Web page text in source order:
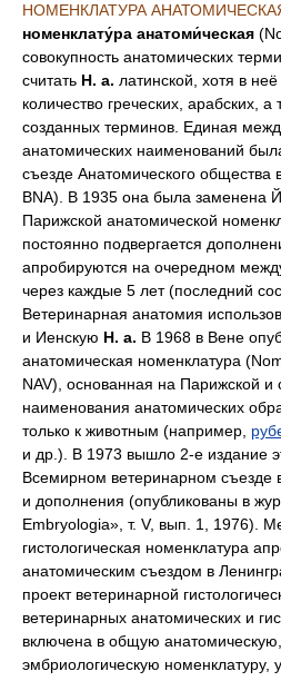
НОМЕНКЛАТУРА
номенклату́ра анатоми́ческая
совокупность анатомических
считать Н. а. латинской, хотя в
количество греческих, арабских, а
созданных терминов. Единая
анатомических наименований
съезде Анатомического общества
BNA). В 1935 она была заменена
Парижской анатомической
постоянно подвергается
апробируются на очередном
через каждые 5 лет (последний
Ветеринарная анатомия
и Иенскую Н. а. В 1968 в Вене
анатомическая номенклатура
NAV), основанная на Парижской и
наименования анатомических
только к животным (например,
и др.). В 1973 вышло 2-е издание
Всемирном ветеринарном съезде
и дополнения (опубликованы в
Embryologia», т. V, вып. 1, 1976).
гистологическая номенклатура
анатомическим съездом в
проект ветеринарной
ветеринарных анатомических и
включена в общую анатомическую,
эмбриологическую номенклатуру,